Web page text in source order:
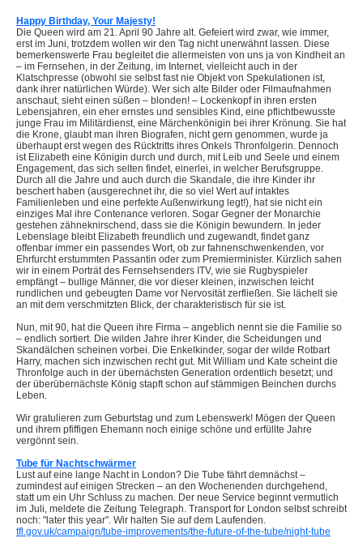
Happy Birthday, Your Majesty!
Die Queen wird am 21. April 90 Jahre alt. Gefeiert wird zwar, wie immer,
erst im Juni, trotzdem wollen wir den Tag nicht unerwähnt lassen. Diese
bemerkenswerte Frau begleitet die allermeisten von uns ja von Kindheit an
– im Fernsehen, in der Zeitung, im Internet, vielleicht auch in der
Klatschpresse (obwohl sie selbst fast nie Objekt von Spekulationen ist,
dank ihrer natürlichen Würde). Wer sich alte Bilder oder Filmaufnahmen
anschaut, sieht einen süßen – blonden! – Lockenkopf in ihren ersten
Lebensjahren, ein eher ernstes und sensibles Kind, eine pflichtbewusste
junge Frau im Militärdienst, eine Märchenkönigin bei ihrer Krönung. Sie hat
die Krone, glaubt man ihren Biografen, nicht gern genommen, wurde ja
überhaupt erst wegen des Rücktritts ihres Onkels Thronfolgerin. Dennoch
ist Elizabeth eine Königin durch und durch, mit Leib und Seele und einem
Engagement, das sich selten findet, einerlei, in welcher Berufsgruppe.
Durch all die Jahre und auch durch die Skandale, die ihre Kinder ihr
beschert haben (ausgerechnet ihr, die so viel Wert auf intaktes
Familienleben und eine perfekte Außenwirkung legt!), hat sie nicht ein
einziges Mal ihre Contenance verloren. Sogar Gegner der Monarchie
gestehen zähneknirschend, dass sie die Königin bewundern. In jeder
Lebenslage bleibt Elizabeth freundlich und zugewandt, findet ganz
offenbar immer ein passendes Wort, ob zur fahnenschwenkenden, vor
Ehrfurcht erstummten Passantin oder zum Premierminister. Kürzlich sahen
wir in einem Porträt des Fernsehsenders ITV, wie sie Rugbyspieler
empfängt – bullige Männer, die vor dieser kleinen, inzwischen leicht
rundlichen und gebeugten Dame vor Nervosität zerfließen. Sie lächelt sie
an mit dem verschmitzten Blick, der charakteristisch für sie ist.
Nun, mit 90, hat die Queen ihre Firma – angeblich nennt sie die Familie so
– endlich sortiert. Die wilden Jahre ihrer Kinder, die Scheidungen und
Skandälchen scheinen vorbei. Die Enkelkinder, sogar der wilde Rotbart
Harry, machen sich inzwischen recht gut. Mit William und Kate scheint die
Thronfolge auch in der übernächsten Generation ordentlich besetzt; und
der überübernächste König stapft schon auf stämmigen Beinchen durchs
Leben.
Wir gratulieren zum Geburtstag und zum Lebenswerk! Mögen der Queen
und ihrem pfiffigen Ehemann noch einige schöne und erfüllte Jahre
vergönnt sein.
Tube für Nachtschwärmer
Lust auf eine lange Nacht in London? Die Tube fährt demnächst –
zumindest auf einigen Strecken – an den Wochenenden durchgehend,
statt um ein Uhr Schluss zu machen. Der neue Service beginnt vermutlich
im Juli, meldete die Zeitung Telegraph. Transport for London selbst schreibt
noch: "later this year". Wir halten Sie auf dem Laufenden.
tfl.gov.uk/campaign/tube-improvements/the-future-of-the-tube/night-tube